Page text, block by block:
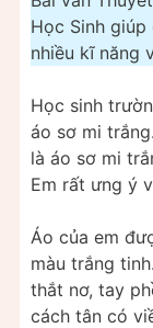
Học Sinh
nhiều kĩ năng
Học sinh
áo sơ mi
là áo sơ mi
Em rất ưng ý
Áo của em
màu trắng
thắt nơ, tay
cách tân có